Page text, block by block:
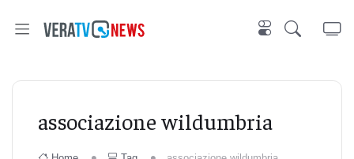
associazione wildumbria